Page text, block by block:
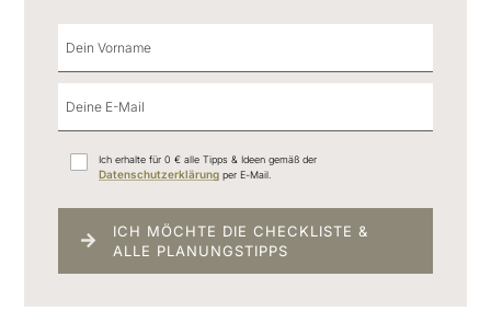
Ich erhalte für 0 € alle Tipps & Ideen gemäß der
Datenschutzerklärung per E-Mail.
ICH MÖCHTE DIE CHECKLISTE &
ALLE PLANUNGSTIPPS